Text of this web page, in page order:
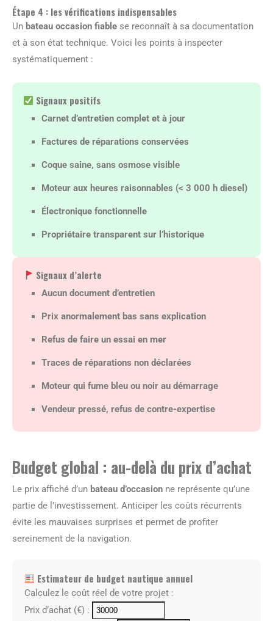
Étape 4 : les vérifications indispensables
Un bateau occasion fiable se reconnaît à sa documentation
et à son état technique. Voici les points à inspecter
systématiquement :
Signaux positifs
Carnet d’entretien complet et à jour
Factures de réparations conservées
Coque saine, sans osmose visible
Moteur aux heures raisonnables (< 3 000 h diesel)
Électronique fonctionnelle
Propriétaire transparent sur l’historique
Signaux d’alerte
Aucun document d’entretien
Prix anormalement bas sans explication
Refus de faire un essai en mer
Traces de réparations non déclarées
Moteur qui fume bleu ou noir au démarrage
Vendeur pressé, refus de contre-expertise
Budget global : au-delà du prix d’achat
Le prix affiché d’un bateau d’occasion ne représente qu’une
partie de l’investissement. Anticiper les coûts récurrents
évite les mauvaises surprises et permet de profiter
sereinement de la navigation.
Estimateur de budget nautique annuel
Calculez le coût réel de votre projet :
Prix d’achat (€) :